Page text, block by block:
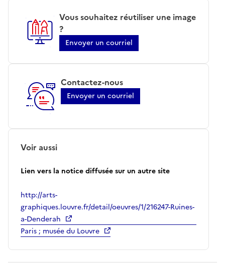
Vous souhaitez réutiliser une image
?
Envoyer un courriel
Contactez-nous
Envoyer un courriel
Voir aussi
Lien vers la notice diffusée sur un autre site
http://arts-
graphiques.louvre.fr/detail/oeuvres/1/216247-Ruines-
a-Denderah
Paris ; musée du Louvre